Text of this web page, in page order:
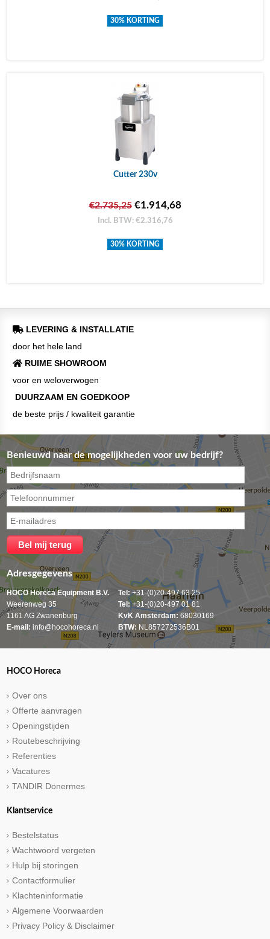
30% KORTING
Cutter 230v
€2.735,25€1.914,68
Incl. BTW: €2.316,76
30% KORTING
LEVERING & INSTALLATIE
door het hele land
RUIME SHOWROOM
voor en weloverwogen
DUURZAAM EN GOEDKOOP
de beste prijs / kwaliteit garantie
Benieuwd naar de mogelijkheden voor uw bedrijf?
Adresgegevens
HOCO Horeca Equipment B.V.
Weerenweg 35
1161 AG Zwanenburg
E-mail: info@hocohoreca.nl
Tel: +31-(0)20-497 63 25
Tel:+31-(0)20-497 01 81
KvK Amsterdam: 68030169
BTW: NL857272536B01
HOCO Horeca
Over ons
Offerte aanvragen
Openingstijden
Routebeschrijving
Referenties
Vacatures
TANDIR Donermes
Klantservice
Bestelstatus
Wachtwoord vergeten
Hulp bij storingen
Contactformulier
Klachteninformatie
Algemene Voorwaarden
Privacy Policy & Disclaimer